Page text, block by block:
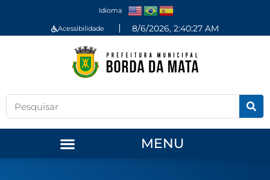
Idioma
Acessibilidade 8/6/2026, 2:40:28 AM
MENU